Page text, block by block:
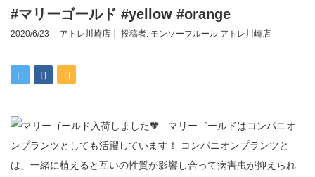
#マリーゴールド #yellow #orange
2020/6/23 アトレ川崎店 投稿者: モンソーフルール アトレ川崎店